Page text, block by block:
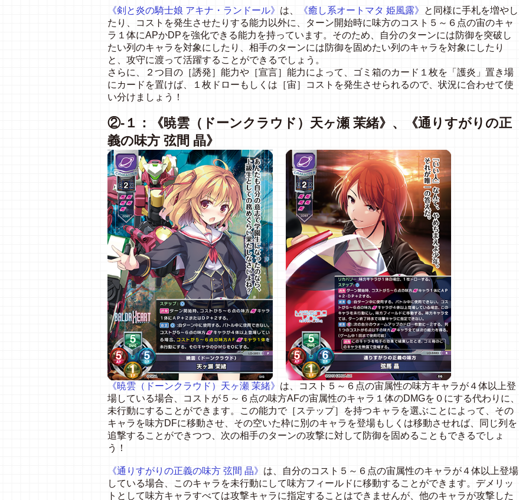
《剣と炎の騎士娘 アキナ・ランドール》 は、 《癒し系オートマタ 姫風露》
と同様に手札を増やし
たり、コストを発生させたりする能力以外に、ターン開始時に味方のコスト５～６点の宙のキャ
ラ１体にAPかDPを強化できる能力を持っています。そのため、自分のターンには防御を突破し
たい列のキャラを対象にしたり、相手のターンには防御を固めたい列のキャラを対象にしたり
と、攻守に渡って活躍することができるでしょう。
さらに、２つ目の［誘発］能力や［宣言］能力によって、ゴミ箱のカード１枚を「護炎」置き場
にカードを置けば、１枚ドローもしくは［宙］コストを発生させられるので、状況に合わせて使
い分けましょう！
②‐１：《暁雲（ドーンクラウド）天ヶ瀬 茉緒》、《通りすがりの正
義の味方 弦間 晶》
《暁雲（ドーンクラウド）天ヶ瀬 茉緒》 は、コスト５～６点の宙属性の味方キャラが４体以上登
場している場合、コストが５～６点の味方AFの宙属性のキャラ１体のDMGを０にする代わりに、
未行動にすることができます。この能力で［ステップ］を持つキャラを選ぶことによって、その
キャラを味方DFに移動させ、その空いた枠に別のキャラを登場もしくは移動させれば、同じ列を
追撃することができつつ、次の相手のターンの攻撃に対して防御を固めることもできるでしょ
う！
《通りすがりの正義の味方 弦間 晶》 は、自分のコスト５～６点の宙属性のキャラが４体以上登場
している場合、このキャラを未行動にして味方フィールドに移動することができます。デメリッ
トとして味方キャラすべては攻撃キャラに指定することはできませんが、他のキャラが攻撃した